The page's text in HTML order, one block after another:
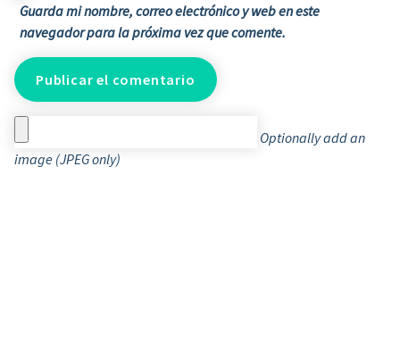
Guarda mi nombre, correo electrónico y web en este
navegador para la próxima vez que comente.
Optionally add an
image (JPEG only)